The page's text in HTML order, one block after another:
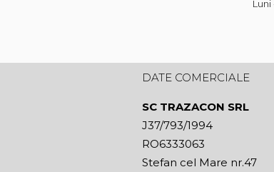
Luni
DATE COMERCIALE
SC TRAZACON SRL
J37/793/1994
RO6333063
Stefan cel Mare nr.47